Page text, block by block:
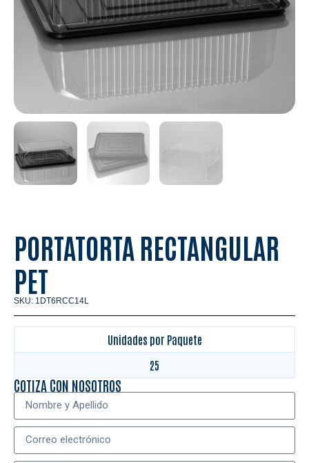
PORTATORTA RECTANGULAR
PET
SKU: 1DT6RCC14L
Unidades por Paquete
25
COTIZA CON NOSOTROS